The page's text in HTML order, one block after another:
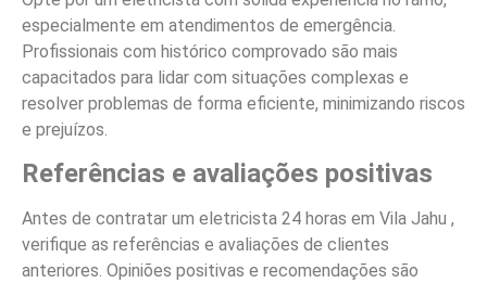
especialmente em atendimentos de emergência.
Profissionais com histórico comprovado são mais
capacitados para lidar com situações complexas e
resolver problemas de forma eficiente, minimizando riscos
e prejuízos.
Referências e avaliações positivas
Antes de contratar um eletricista 24 horas em Vila Jahu ,
verifique as referências e avaliações de clientes
anteriores. Opiniões positivas e recomendações são